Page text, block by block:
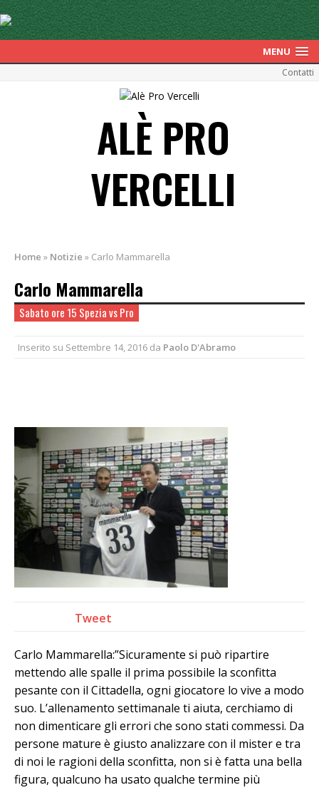
MENU
Contatti
ALÈ PRO
VERCELLI
Home » Notizie » Carlo Mammarella
Carlo Mammarella
Sabato ore 15 Spezia vs Pro
Inserito su Settembre 14, 2016 da Paolo D'Abramo
Tweet
Carlo Mammarella:”Sicuramente si può ripartire
mettendo alle spalle il prima possibile la sconfitta
pesante con il Cittadella, ogni giocatore lo vive a modo
suo. L’allenamento settimanale ti aiuta, cerchiamo di
non dimenticare gli errori che sono stati commessi. Da
persone mature è giusto analizzare con il mister e tra
di noi le ragioni della sconfitta, non si è fatta una bella
figura, qualcuno ha usato qualche termine più